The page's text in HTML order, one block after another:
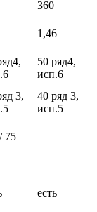
360
1,46
50 ряд4,
исп.6
3,
40 ряд 3,
исп.5
75
есть